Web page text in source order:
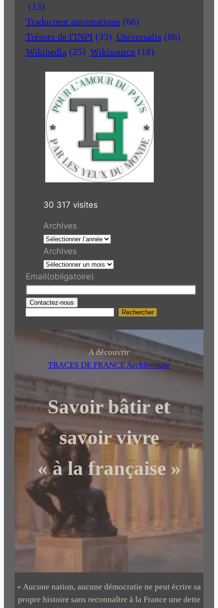
(13)
Traducteur automatique (66)
Trésors de l'INPI (33) Universalis (86)
Wikipedia (25) Wikisource (18)
30 317 visites
Archives
Archives
Email(obligatoire)
Contactez-nous
R
r
c
h
r
Rechercher
A découvrir
TRACES DE FRANCE Architecture
Savoir bâtir et
savoir vivre
« à la française »
« Aucune nation, aucune démocratie ne peut écrire sa
propre histoire sans reconnaître à la France une dette